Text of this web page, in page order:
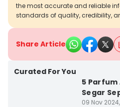
the most accurate and reliable
standards of quality, credibility,
Share Article
Curated For You
5 Parfum
Segar
09 Nov